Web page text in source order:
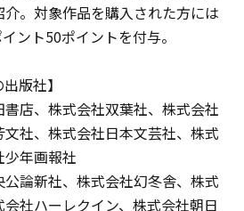
。対象作品を購入された方には
ント50ポイントを付与。
版社】
店、株式会社双葉社、株式会社
社、株式会社日本文芸社、株式
年画報社
論新社、株式会社幻冬舎、株式
社ハーレクイン、株式会社朝日